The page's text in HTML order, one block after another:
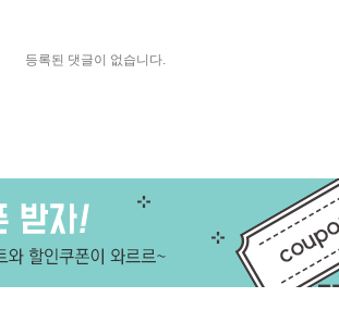
등록된 댓글이 없습니다.